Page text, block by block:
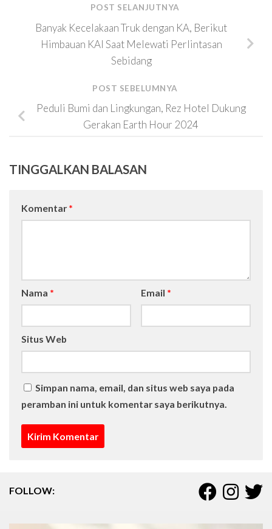
POST SELANJUTNYA
Banyak Kecelakaan Truk dengan KA, Berikut
Himbauan KAI Saat Melewati Perlintasan
Sebidang
POST SEBELUMNYA
Peduli Bumi dan Lingkungan, Rez Hotel Dukung
Gerakan Earth Hour 2024
TINGGALKAN BALASAN
Komentar *
Nama * Email *
Situs Web
Simpan nama, email, dan situs web saya pada
peramban ini untuk komentar saya berikutnya.
FOLLOW: